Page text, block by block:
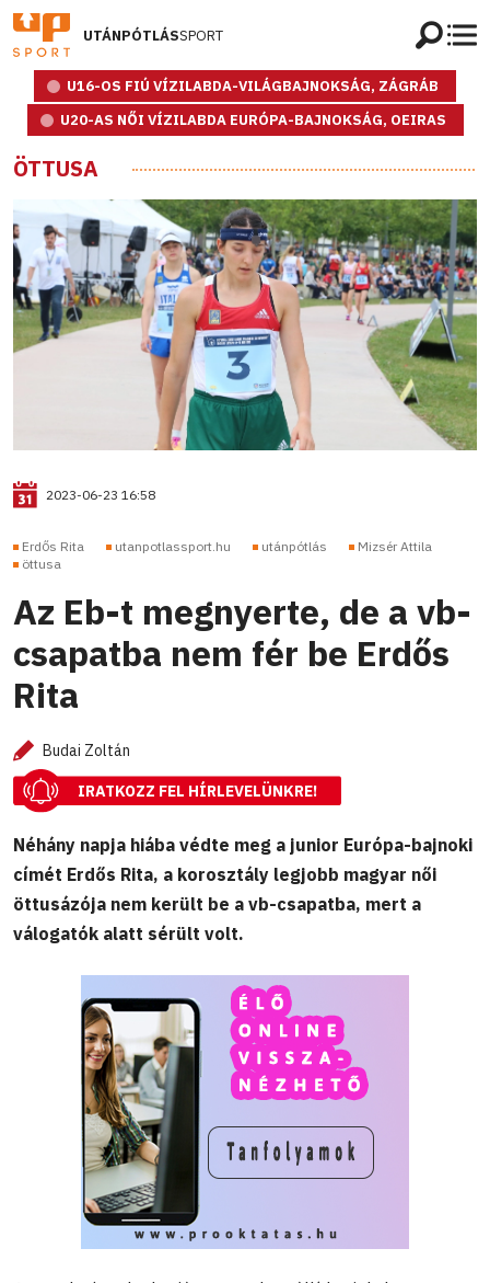
UTÁNPÓTLÁSSPORT
U16-OS FIÚ VÍZILABDA-VILÁGBAJNOKSÁG, ZÁGRÁB
U20-AS NŐI VÍZILABDA EURÓPA-BAJNOKSÁG, OEIRAS
ÖTTUSA
2023-06-23 16:58
Erdős Rita utanpotlassport.hu utánpótlás
Mizsér Attila
öttusa
Az Eb-t megnyerte, de a vb-
csapatba nem fér be Erdős
Rita
Budai Zoltán
IRATKOZZ FEL HÍRLEVELÜNKRE!
Néhány napja hiába védte meg a junior Európa-bajnoki
címét Erdős Rita, a korosztály legjobb magyar női
öttusázója nem került be a vb-csapatba, mert a
válogatók alatt sérült volt.